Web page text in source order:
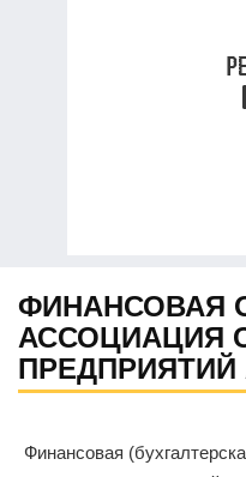
ФИНАНСОВАЯ
АССОЦИАЦИЯ
ПРЕДПРИЯТИЙ
Финансовая